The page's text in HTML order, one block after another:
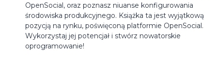
OpenSocial, oraz poznasz niuanse konfigurowania
środowiska produkcyjnego. Książka ta jest wyjątkową
pozycją na rynku, poświęconą platformie OpenSocial.
Wykorzystaj jej potencjał i stwórz nowatorskie
oprogramowanie!